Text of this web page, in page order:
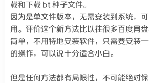
载和下载 bt 种子文件。
因为是单文件版本，无需安装到系统，
用。评价这个新方法比以往很多百度网
简单，不用特地安装软件，只需要安装
的操作，可以说十分适合小白。
但是任何方法都有局限性，不可能绝对